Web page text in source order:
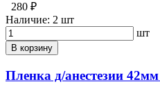
280 ₽
Наличие: 2 шт
шт
В корзину
Пленка д/анестезии